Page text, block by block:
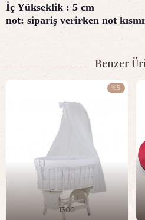
İç Yükseklik : 5 cm
not: sipariş verirken not
Benzer
1300
%5